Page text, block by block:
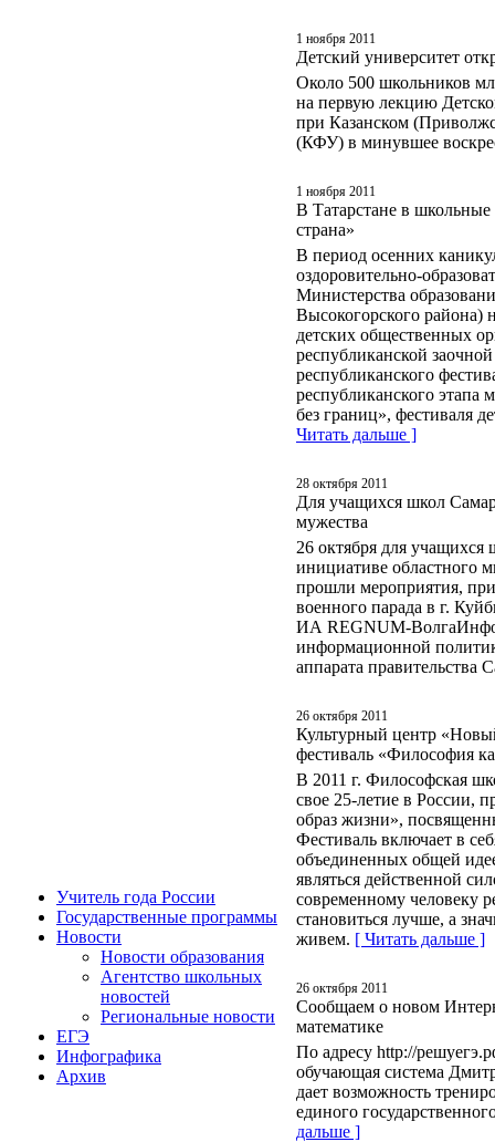
Учитель года России
Государственные программы
Новости
Новости образования
Агентство школьных
новостей
Региональные новости
ЕГЭ
Инфографика
Архив
1 ноября 2011
Детский университет
Около 500 школьников
на первую лекцию
при Казанском
(КФУ) в минувшее
1 ноября 2011
В Татарстане в школьные
страна»
В период осенних
оздоровительно-
Министерства
Высокогорского района)
детских общественных
республиканской
республиканского
республиканского этапа
без границ», фестиваля
Читать дальше ]
28 октября 2011
Для учащихся школ
мужества
26 октября для
инициативе областного
прошли мероприятия,
военного парада в г.
ИА REGNUM-
информационной
аппарата правительства
26 октября 2011
Культурный центр
фестиваль «Философия
В 2011 г. Философская
свое 25-летие в России,
образ жизни»,
Фестиваль включает в
объединенных общей
являться действенной
современному человеку
становиться лучше, а
живем. [ Читать дальше ]
26 октября 2011
Сообщаем о новом
математике
По адресу http://
обучающая система
дает возможность
единого
дальше ]